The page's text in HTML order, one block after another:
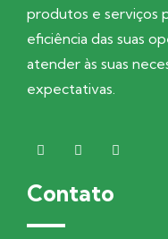
produtos e serviços
eficiência das suas
atender às suas
expectativas.
Contato